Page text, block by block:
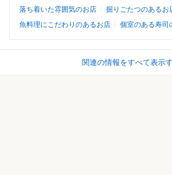
落ち着いた雰囲気のお店
掘りごたつのあるお
魚料理にこだわりのあるお店
個室のある寿司
関連の情報をすべて表示